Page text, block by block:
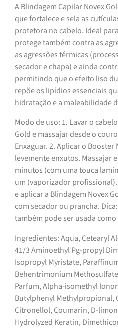
A Blindagem Capilar Novex
que fortalece e sela as
protetora no cabelo. Ideal
protege também contra as
as agressões térmicas
secador e chapa) e ainda
permitindo que o efeito liso
repõe os lipídios essenciais
hidratação e a maleabilidade
Modo de uso: 1. Lavar o
Gold e massajar desde o
Enxaguar. 2. Aplicar o Booster
levemente enxutos. Massajar
minutos (com uma touca
um (vaporizador
e aplicar a Blindagem Novex
com secador ou prancha.
também pode ser usada como
Ingredientes: Aqua, Cetearyl
41/3 Aminoethyl Pg-propyl
Isopropyl Myristate,
Behentrimonium
Parfum, Alpha-isomethyl
Butylphenyl Methylpropional,
Citronellol, Coumarin, D-
Hydrolyzed Keratin,